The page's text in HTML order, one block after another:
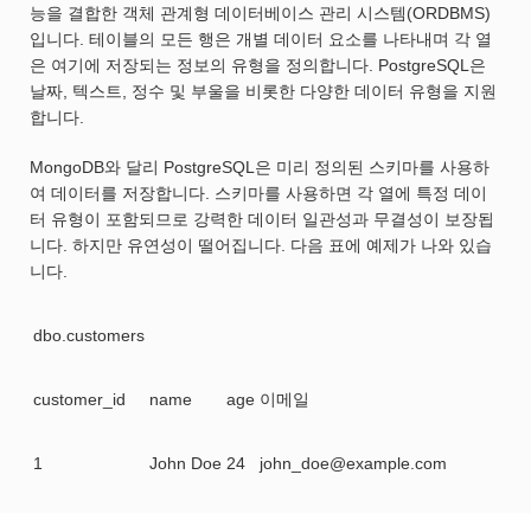
능을 결합한 객체 관계형 데이터베이스 관리 시스템(ORDBMS)
입니다. 테이블의 모든 행은 개별 데이터 요소를 나타내며 각 열
은 여기에 저장되는 정보의 유형을 정의합니다. PostgreSQL은
날짜, 텍스트, 정수 및 부울을 비롯한 다양한 데이터 유형을 지원
합니다.
MongoDB와 달리 PostgreSQL은 미리 정의된 스키마를 사용하
여 데이터를 저장합니다. 스키마를 사용하면 각 열에 특정 데이
터 유형이 포함되므로 강력한 데이터 일관성과 무결성이 보장됩
니다. 하지만 유연성이 떨어집니다. 다음 표에 예제가 나와 있습
니다.
dbo.customers
customer_id name age 이메일
1 John Doe 24 john_doe@example.com